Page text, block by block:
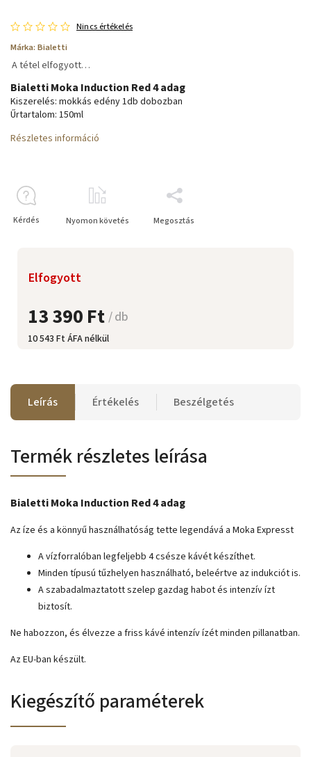
Nincs értékelés
Márka: Bialetti
13 390 Ft / db
10 543 Ft ÁFA nélkül
Elfogyott
A tétel elfogyott…
Bialetti Moka Induction Red 4 adag
Kiszerelés: mokkás edény 1db dobozban
Űrtartalom: 150ml
Részletes információ
Kérdés Nyomon követés Megosztás
Leírás Értékelés Beszélgetés
Termék részletes leírása
Bialetti Moka Induction Red 4 adag
Az íze és a könnyű használhatóság tette legendává a Moka Expresst
A vízforralóban legfeljebb 4 csésze kávét készíthet.
Minden típusú tűzhelyen használható, beleértve az indukciót is.
A szabadalmaztatott szelep gazdag habot és intenzív ízt
biztosít.
Ne habozzon, és élvezze a friss kávé intenzív ízét minden pillanatban.
Az EU-ban készült.
Kiegészítő paraméterek